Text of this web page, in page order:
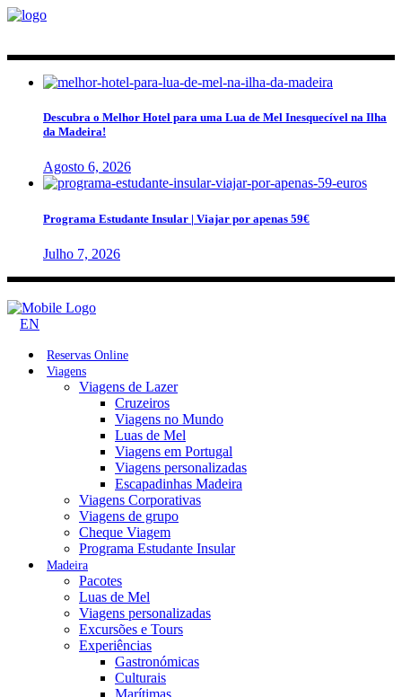
Descubra o Melhor Hotel para uma Lua de Mel Inesquecível na Ilha
da Madeira!
Agosto 6, 2026
Programa Estudante Insular | Viajar por apenas 59€
Julho 7, 2026
EN
Reservas Online
Viagens
Viagens de Lazer
Cruzeiros
Viagens no Mundo
Luas de Mel
Viagens em Portugal
Viagens personalizadas
Escapadinhas Madeira
Viagens Corporativas
Viagens de grupo
Cheque Viagem
Programa Estudante Insular
Madeira
Pacotes
Luas de Mel
Viagens personalizadas
Excursões e Tours
Experiências
Gastronómicas
Culturais
Marítimas